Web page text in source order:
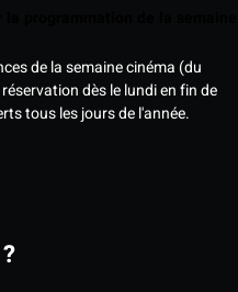
de la semaine cinéma (du
dès le lundi en fin de
tous les jours de l'année.